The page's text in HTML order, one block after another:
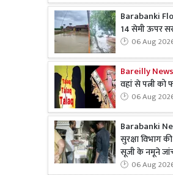
Barabanki
14 सेमी ऊपर
06 Aug
Bareilly
वहां से पत्नी को
06 Aug
Barabanki
सुरक्षा विभाग
सूजी के नमूने
06 Aug